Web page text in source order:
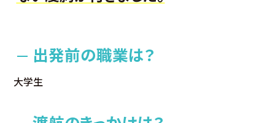
出発前の職業は？
大学生